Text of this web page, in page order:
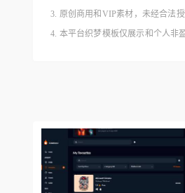
3. 原创商用和VIP素材，未经合法
4. 本平台织梦模板仅展示和个人非